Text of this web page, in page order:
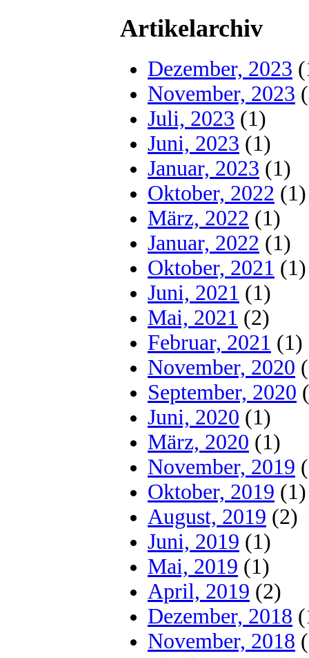
Artikelarchiv
Dezember, 2023
November, 2023
Juli, 2023 (1)
Juni, 2023 (1)
Januar, 2023 (1)
Oktober, 2022 (1)
März, 2022 (1)
Januar, 2022 (1)
Oktober, 2021 (1)
Juni, 2021 (1)
Mai, 2021 (2)
Februar, 2021 (1)
November, 2020
September, 2020
Juni, 2020 (1)
März, 2020 (1)
November, 2019
Oktober, 2019 (1)
August, 2019 (2)
Juni, 2019 (1)
Mai, 2019 (1)
April, 2019 (2)
Dezember, 2018
November, 2018